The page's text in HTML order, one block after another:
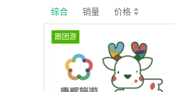
综合 销量 价格
跟团游